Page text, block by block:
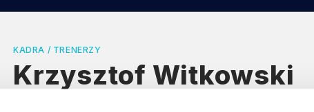
KADRA / TRENERZY
Krzysztof Witkowski